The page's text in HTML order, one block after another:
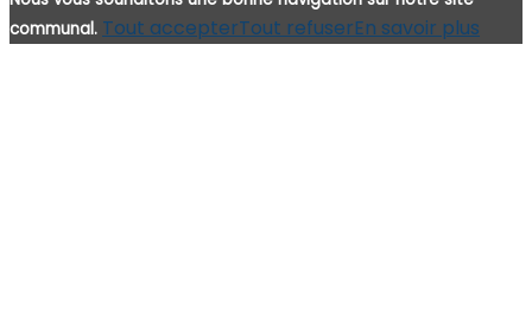
communal. Tout accepterTout refuserEn savoir plus